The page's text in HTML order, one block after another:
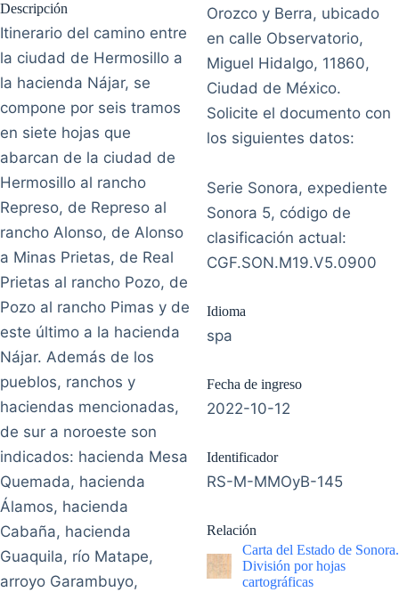
Descripción
Itinerario del camino entre
la ciudad de Hermosillo a
la hacienda Nájar, se
compone por seis tramos
en siete hojas que
abarcan de la ciudad de
Hermosillo al rancho
Represo, de Represo al
rancho Alonso, de Alonso
a Minas Prietas, de Real
Prietas al rancho Pozo, de
Pozo al rancho Pimas y de
este último a la hacienda
Nájar. Además de los
pueblos, ranchos y
haciendas mencionadas,
de sur a noroeste son
indicados: hacienda Mesa
Quemada, hacienda
Álamos, hacienda
Cabaña, hacienda
Guaquila, río Matape,
arroyo Garambuyo,
Orozco y Berra, ubicado
en calle Observatorio,
Miguel Hidalgo, 11860,
Ciudad de México.
Solicite el documento con
los siguientes datos:
Serie Sonora, expediente
Sonora 5, código de
clasificación actual:
CGF.SON.M19.V5.0900
Idioma
spa
Fecha de ingreso
2022-10-12
Identificador
RS-M-MMOyB-145
Relación
Carta del Estado de Sonora.
División por hojas
cartográficas